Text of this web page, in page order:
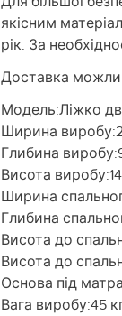
якісним
рік. За
Доставка
Модель:Ліжко
Ширина
Глибина
Висота
Ширина
Глибина
Висота до
Висота до
Основа під
Вага виробу:45